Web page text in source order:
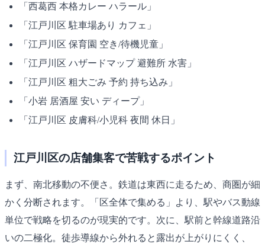
「西葛西 本格カレー ハラール」
「江戸川区 駐車場あり カフェ」
「江戸川区 保育園 空き/待機児童」
「江戸川区 ハザードマップ 避難所 水害」
「江戸川区 粗大ごみ 予約 持ち込み」
「小岩 居酒屋 安い ディープ」
「江戸川区 皮膚科/小児科 夜間 休日」
江戸川区の店舗集客で苦戦するポイント
まず、南北移動の不便さ。鉄道は東西に走るため、商圏が細
かく分断されます。「区全体で集める」より、駅やバス動線
単位で戦略を切るのが現実的です。次に、駅前と幹線道路沿
いの二極化。徒歩導線から外れると露出が上がりにくく、